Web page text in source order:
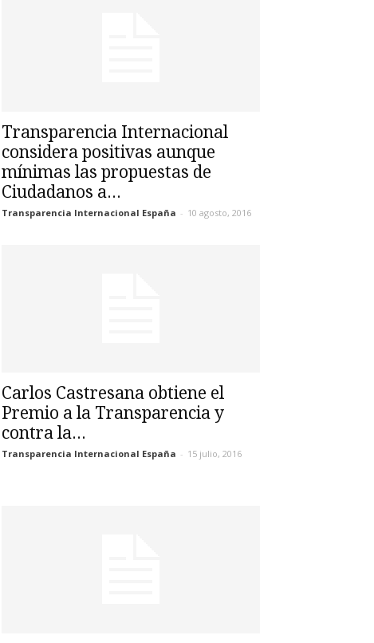
Transparencia Internacional
considera positivas aunque
mínimas las propuestas de
Ciudadanos a...
Transparencia Internacional España - 10 agosto, 2016
Carlos Castresana obtiene el
Premio a la Transparencia y
contra la...
Transparencia Internacional España - 15 julio, 2016